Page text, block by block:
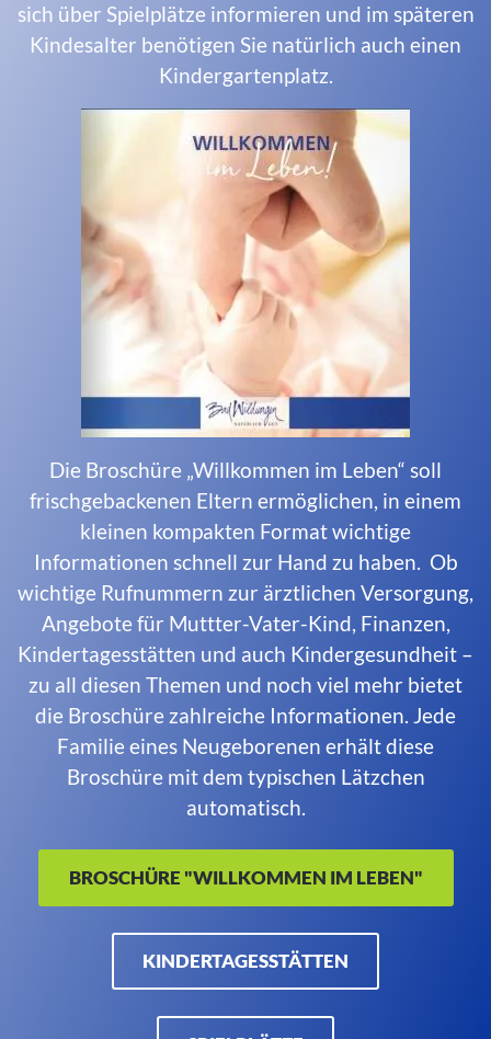
sich über Spielplätze informieren und im späteren
Kindesalter benötigen Sie natürlich auch einen
Kindergartenplatz.
Die Broschüre „Willkommen im Leben“ soll
frischgebackenen Eltern ermöglichen, in einem
kleinen kompakten Format wichtige
Informationen schnell zur Hand zu haben. Ob
wichtige Rufnummern zur ärztlichen Versorgung,
Angebote für Muttter-Vater-Kind, Finanzen,
Kindertagesstätten und auch Kindergesundheit –
zu all diesen Themen und noch viel mehr bietet
die Broschüre zahlreiche Informationen. Jede
Familie eines Neugeborenen erhält diese
Broschüre mit dem typischen Lätzchen
automatisch.
BROSCHÜRE "WILLKOMMEN IM LEBEN"
KINDERTAGESSTÄTTEN